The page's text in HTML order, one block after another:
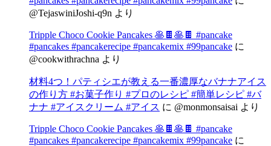
@TejaswiniJoshi-q9n より
Tripple Choco Cookie Pancakes 🥞🍫🥞🍫 #pancake
#pancakes #pancakerecipe #pancakemix #99pancake に
@cookwithrachna より
材料4つ！パティシエが教える一番濃厚なバナナアイス
の作り方 #お菓子作り #プロのレシピ #簡単レシピ #バ
ナナ #アイスクリーム #アイス に @monmonsaisai より
Tripple Choco Cookie Pancakes 🥞🍫🥞🍫 #pancake
#pancakes #pancakerecipe #pancakemix #99pancake に